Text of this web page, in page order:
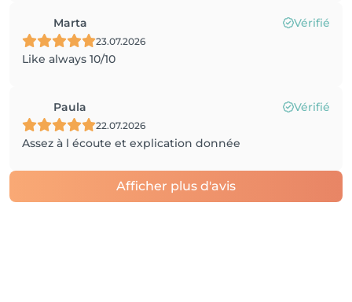
Marta Vérifié
23.07.2026
Like always 10/10
Paula Vérifié
22.07.2026
Assez à l écoute et explication donnée
Afficher plus d'avis